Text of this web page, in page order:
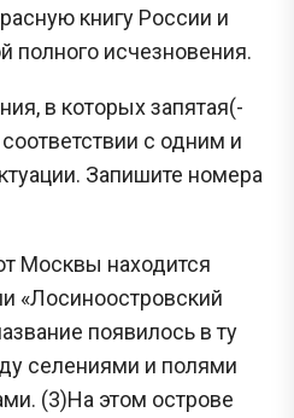
книгу России и
полного исчезновения.
в которых запятая(-
с одним и
Запишите номера
Москвы находится
«Лосиноостровский
появилось в ту
селениями и полями
(3)На этом острове